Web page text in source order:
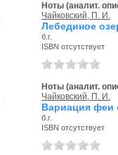
Ноты (аналит.
Чайковский, П. И.
Лебединое
б.г.
ISBN отсутствует
Ноты (аналит.
Чайковский, П. И.
Вариация феи
б.г.
ISBN отсутствует